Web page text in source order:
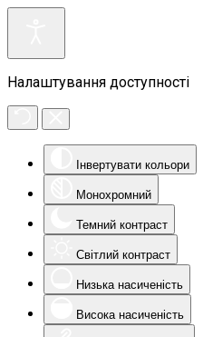
Налаштування доступності
Інвертувати кольори
Монохромний
Темний контраст
Світлий контраст
Низька насиченість
Висока насиченість